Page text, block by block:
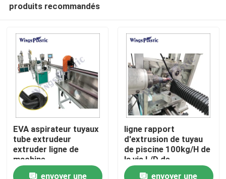
Maison
Produits
Au sujet de nous
produits recommandés
EVA aspirateur tuyaux
tube extrudeur
extruder ligne de
machine
envoyer une
ligne rapport
d'extrusion de tuyau
de piscine 100kg/H de
la vis L/D de
l'alimentation
envoyer une